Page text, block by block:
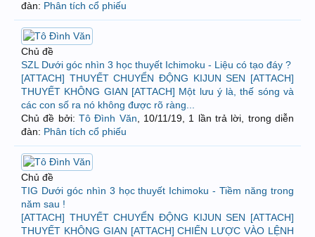
đàn: Phân tích cổ phiếu
Chủ đề
SZL Dưới góc nhìn 3 học thuyết Ichimoku - Liệu có tạo đáy ?
[ATTACH] THUYẾT CHUYỂN ĐỘNG KIJUN SEN [ATTACH]
THUYẾT KHÔNG GIAN [ATTACH] Một lưu ý là, thế sóng và
các con số ra nó không được rõ ràng...
Chủ đề bởi: Tô Đình Văn 10/11/19 , 1 lần trả lời, trong diễn
đàn: Phân tích cổ phiếu
Chủ đề
TIG Dưới góc nhìn 3 học thuyết Ichimoku - Tiềm năng trong
năm sau !
[ATTACH] THUYẾT CHUYỂN ĐỘNG KIJUN SEN [ATTACH]
THUYẾT KHÔNG GIAN [ATTACH] CHIẾN LƯỢC VÀO LỆNH